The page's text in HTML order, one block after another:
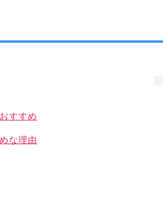
すすめ
な理由